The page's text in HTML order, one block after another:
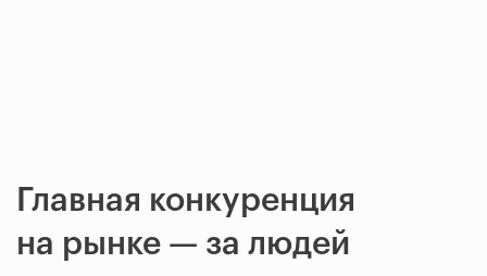
Главная конкуренция
на рынке — за людей